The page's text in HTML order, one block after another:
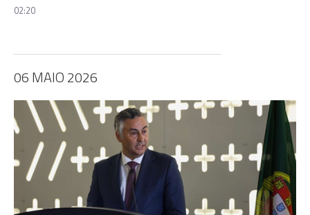
02:20
06 MAIO 2026